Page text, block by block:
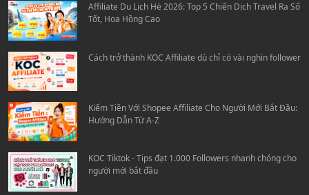
Affiliate Du Lịch Hè 2026: Top 5 Chiến Dịch Travel Ra Số
Tốt, Hoa Hồng Cao
Cách trở thành KOC Affiliate dù chỉ có vài nghìn follower
Kiếm Tiền Với Shopee Affiliate Cho Người Mới Bắt Đầu:
Hướng Dẫn Từ A-Z
KOC Tiktok - Tips đạt 1.000 Followers nhanh chóng cho
người mới bắt đầu